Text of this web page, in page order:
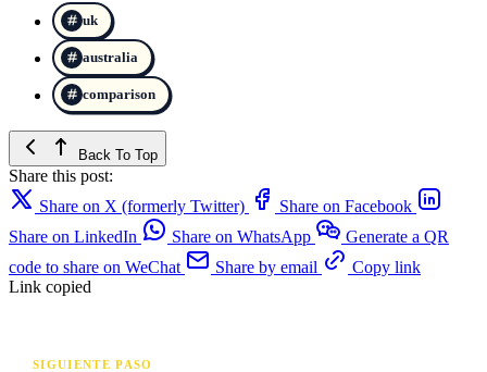
uk
australia
comparison
Back To Top
Share this post:
Share on X (formerly Twitter)
Share on Facebook
Share on LinkedIn
Share on WhatsApp
Generate a QR
code to share on WeChat
Share by email
Copy link
Link copied
SIGUIENTE PASO